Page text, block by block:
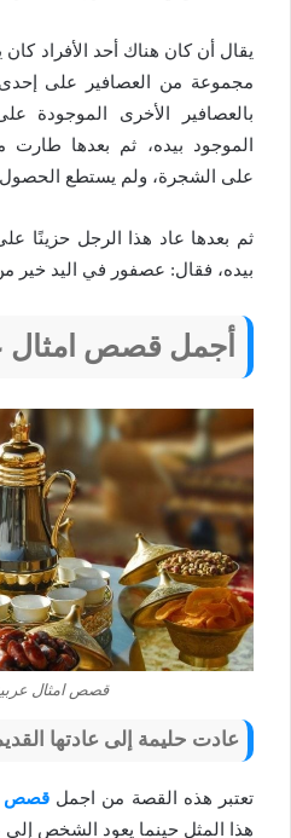
يقال أن كان هناك أحد الأفراد
مجموعة من العصافير على
بالعصافير الأخرى الموجودة
الموجود بيده، ثم بعدها طارت
على الشجرة، ولم يستطع الحصول
ثم بعدها عاد هذا الرجل حزينًا
بيده، فقال: عصفور في اليد
أجمل قصص امثال
قصص امثال
عادت حليمة إلى عادتها
تعتبر هذه القصة من اجملقصص
هذا المثل حينما يعود الشخص